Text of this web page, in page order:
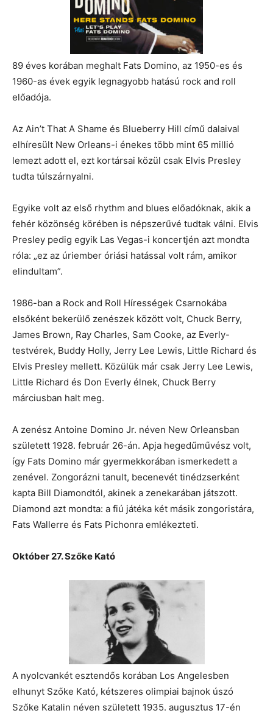
89 éves korában meghalt Fats Domino, az 1950-es és
1960-as évek egyik legnagyobb hatású rock and roll
előadója.
Az Ain’t That A Shame és Blueberry Hill című dalaival
elhíresült New Orleans-i énekes több mint 65 millió
lemezt adott el, ezt kortársai közül csak Elvis Presley
tudta túlszárnyalni.
Egyike volt az első rhythm and blues előadóknak, akik a
fehér közönség körében is népszerűvé tudtak válni. Elvis
Presley pedig egyik Las Vegas-i koncertjén azt mondta
róla: „ez az úriember óriási hatással volt rám, amikor
elindultam”.
1986-ban a Rock and Roll Hírességek Csarnokába
elsőként bekerülő zenészek között volt, Chuck Berry,
James Brown, Ray Charles, Sam Cooke, az Everly-
testvérek, Buddy Holly, Jerry Lee Lewis, Little Richard és
Elvis Presley mellett. Közülük már csak Jerry Lee Lewis,
Little Richard és Don Everly élnek, Chuck Berry
márciusban halt meg.
A zenész Antoine Domino Jr. néven New Orleansban
született 1928. február 26-án. Apja hegedűművész volt,
így Fats Domino már gyermekkorában ismerkedett a
zenével. Zongorázni tanult, becenevét tinédzserként
kapta Bill Diamondtól, akinek a zenekarában játszott.
Diamond azt mondta: a fiú játéka két másik zongoristára,
Fats Wallerre és Fats Pichonra emlékezteti.
Október 27. Szőke Kató
A nyolcvankét esztendős korában Los Angelesben
elhunyt Szőke Kató, kétszeres olimpiai bajnok úszó
Szőke Katalin néven született 1935. augusztus 17-én